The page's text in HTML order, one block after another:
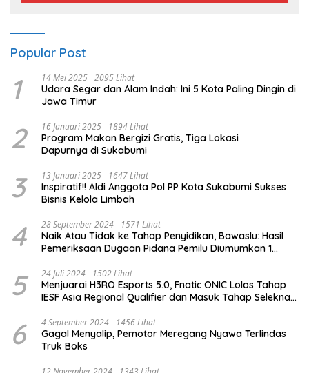
Popular Post
1 14 Mei 2025 2095 Lihat
Udara Segar dan Alam Indah: Ini 5 Kota Paling Dingin di
Jawa Timur
2 16 Januari 2025 1894 Lihat
Program Makan Bergizi Gratis, Tiga Lokasi
Dapurnya di Sukabumi
3 13 Januari 2025 1647 Lihat
Inspiratif!! Aldi Anggota Pol PP Kota Sukabumi Sukses
Bisnis Kelola Limbah
4 28 September 2024 1571 Lihat
Naik Atau Tidak ke Tahap Penyidikan, Bawaslu: Hasil
Pemeriksaan Dugaan Pidana Pemilu Diumumkan 1
5 24 Juli 2024 1502 Lihat
Menjuarai H3RO Esports 5.0, Fnatic ONIC Lolos Tahap
IESF Asia Regional Qualifier dan Masuk Tahap Seleknas
6 4 September 2024 1456 Lihat
Gagal Menyalip, Pemotor Meregang Nyawa Terlindas
Truk Boks